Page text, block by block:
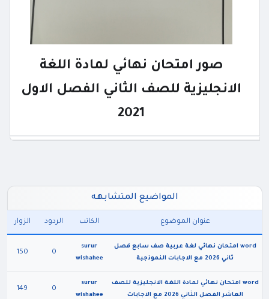
صور امتحان نهائي لمادة اللغة
الانجليزية للصف الثاني الفصل الاول
2021
المواضيع المتشابهه
عنوان الموضوع الكاتب الردود الزوار
word امتحان نهائي لغة عربية صف سابع فصل
ثاني 2026 مع الاجابات النموذجية
surur
wishahee
0
150
word امتحان نهائي لمادة اللغة الانجليزية للصف
العاشر الفصل الثاني 2026 مع الاجابات
surur
wishahee
0
149